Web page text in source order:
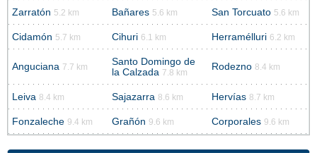
Zarratón 5.2 km Bañares 5.6 km San Torcuato 5.6 km
Cidamón 5.7 km Cihuri 6.1 km Herramélluri 6.2 km
Anguciana 7.7 km
Santo Domingo de
la Calzada 7.8 km
Rodezno 8.4 km
Leiva 8.4 km Sajazarra 8.6 km Hervías 8.7 km
Fonzaleche 9.4 km Grañón 9.6 km Corporales 9.6 km